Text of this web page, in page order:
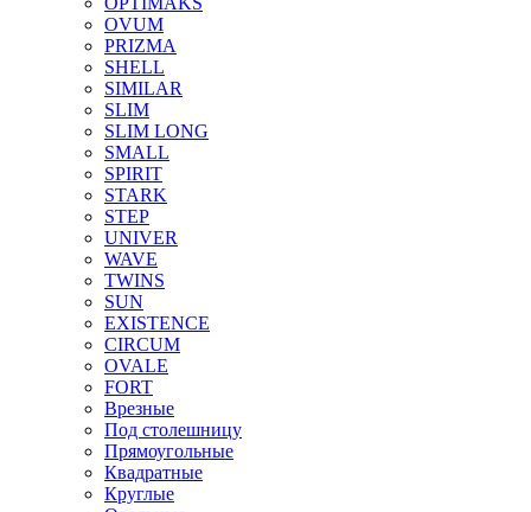
OVUM
PRIZMA
SHELL
SIMILAR
SLIM
SLIM LONG
SMALL
SPIRIT
STARK
STEP
UNIVER
WAVE
TWINS
SUN
EXISTENCE
CIRCUM
OVALE
FORT
Врезные
Под столешницу
Прямоугольные
Квадратные
Круглые